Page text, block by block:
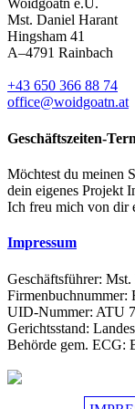
Woidgoatn e.U.
Mst. Daniel Harant
Hingsham 41
A–4791 Rainbach
+43 650 366 88 74
office@woidgoatn.at
Geschäftszeiten-
Möchtest du meinen
dein eigenes Projekt
Ich freu mich von dir
Impressum
Geschäftsführer:
Firmenbuchnummer:
UID-Nummer: ATU
Gerichtsstand:
Behörde gem. ECG: